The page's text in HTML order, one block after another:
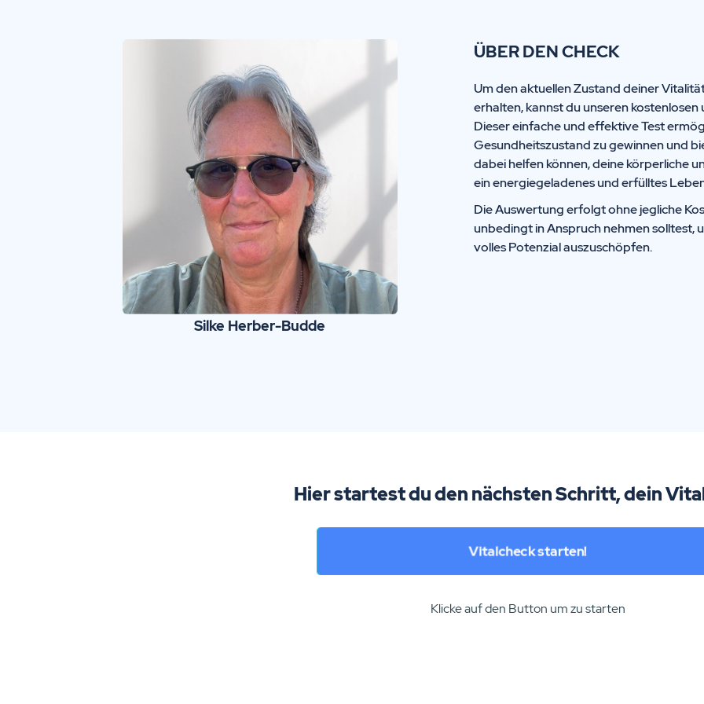
Silke Herber-Budde
ÜBER DEN CHECK
Um den aktuellen Zustand deiner
erhalten, kannst du unseren
Dieser einfache und effektive Test
Gesundheitszustand zu gewinnen und
dabei helfen können, deine körperliche
ein energiegeladenes und erfülltes
Die Auswertung erfolgt ohne jegliche
unbedingt in Anspruch nehmen solltest,
volles Potenzial auszuschöpfen.
Hier startest du den nächsten Schritt, dein
Vitalcheck starten!
Klicke auf den Button um zu starten